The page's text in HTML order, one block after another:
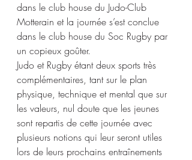
dans le club house du Judo-Club
Motterain et la journée s’est conclue
dans le club house du Soc Rugby par
un copieux goûter.
Judo et Rugby étant deux sports très
complémentaires, tant sur le plan
physique, technique et mental que sur
les valeurs, nul doute que les jeunes
sont repartis de cette journée avec
plusieurs notions qui leur seront utiles
lors de leurs prochains entraînements